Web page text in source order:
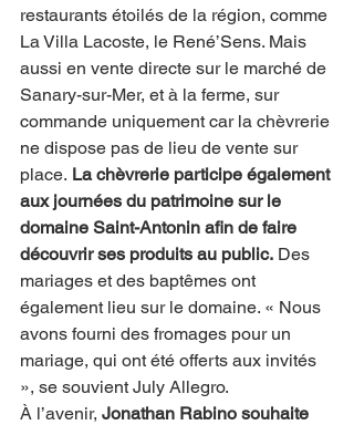
restaurants étoilés de la région, comme
La Villa Lacoste, le René’Sens. Mais
aussi en vente directe sur le marché de
Sanary-sur-Mer, et à la ferme, sur
commande uniquement car la chèvrerie
ne dispose pas de lieu de vente sur
place. La chèvrerie participe également
aux journées du patrimoine sur le
domaine Saint-Antonin afin de faire
découvrir ses produits au public. Des
mariages et des baptêmes ont
également lieu sur le domaine. « Nous
avons fourni des fromages pour un
mariage, qui ont été offerts aux invités
», se souvient July Allegro.
À l’avenir, Jonathan Rabino souhaite